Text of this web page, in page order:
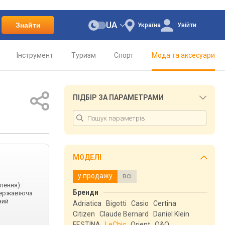
Знайти Україна
UA Увійти
Інструмент Туризм Спорт Мода та аксесуари
ПІДБІР ЗА ПАРАМЕТРАМИ
МОДЕЛІ
у продажу всі
Бренди
Adriatica
Bigotti Casio
Certina
Citizen
Claude Bernard
Daniel Klein